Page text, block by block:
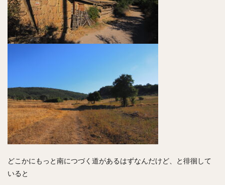
どこかにもっと南につづく道があるはずなんだけど、と徘徊して
いると